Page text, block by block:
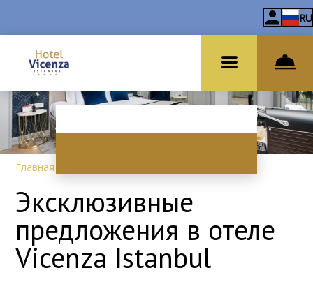
RU
Главная
Эксклюзивные
предложения в отеле
Vicenza Istanbul